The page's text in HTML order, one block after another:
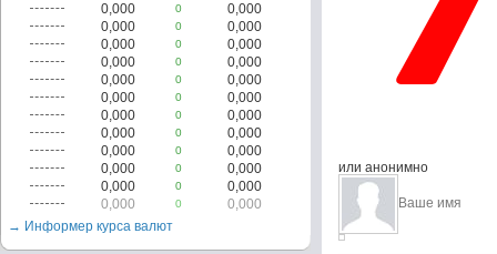
или анонимно
0,000
0
0,000
0,000
0
0,000
0,000
0
0,000
0,000
0
0,000
0,000
0
0,000
0,000
0
0,000
0,000
0
0,000
0,000
0
0,000
0,000
0
0,000
0,000
0
0,000
0,000
0
0,000
0,000
0
0,000
→ Информер курса валют